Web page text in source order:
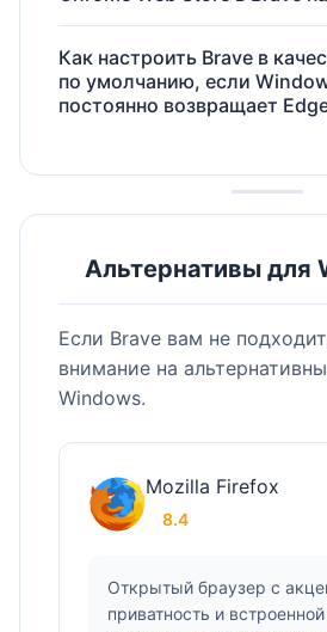
Как настроить Brave в
по умолчанию, если
постоянно возвращает
Альтернативы для
Если Brave вам не
внимание на
Windows.
Mozilla Firefox
8.4
Открытый браузер с
приватность и